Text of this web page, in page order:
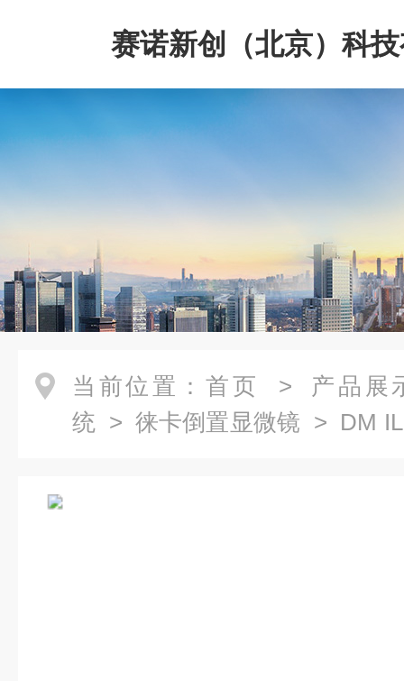
赛诺新创（北京）科
司
当前位置： 首页 > 产品展
统 > 徕卡倒置显微镜 > DM